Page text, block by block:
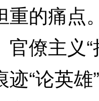
重的痛点
僚主义
“论英